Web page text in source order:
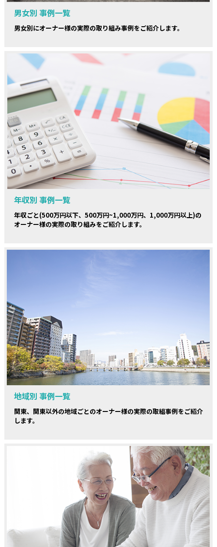
男女別 事例一覧
男女別にオーナー様の実際の取り組み事例をご紹介します。
年収別 事例一覧
年収ごと(500万円以下、500万円~1,000万円、1,000万円以上)の
オーナー様の実際の取り組みをご紹介します。
地域別 事例一覧
関東、関東以外の地域ごとのオーナー様の実際の取組事例をご紹介
します。